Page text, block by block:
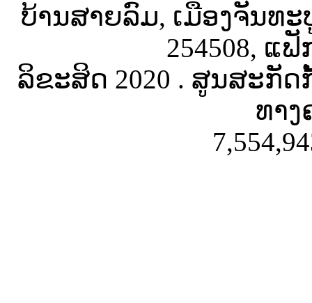
ບ້ານສາຍລົມ, ເມືອງຈັນທະ
254508, ແຟັ
ລິຂະສິດ 2020 . ສູນສະກັ
ທາງ